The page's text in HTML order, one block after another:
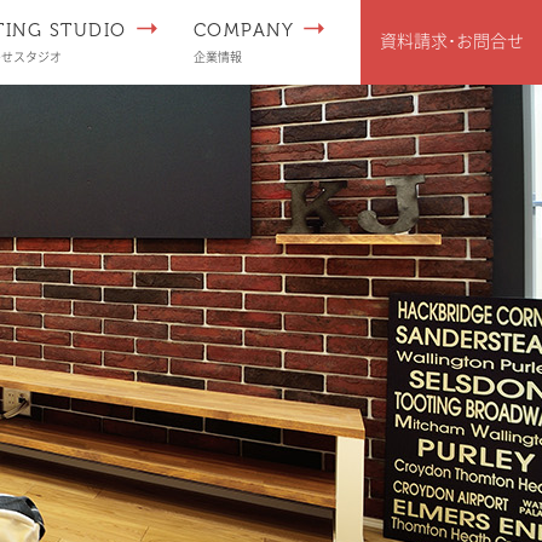
STUDIO
スタジオ
COMPANY
企業情報
資料請求･お問合せ